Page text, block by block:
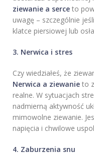
ziewanie a serce to
uwagę – szczególnie
klatce piersiowej lub
3. Nerwica i stres
Czy wiedziałeś, że
Nerwica a ziewanie to
realne. W sytuacjach
nadmierną aktywność
mimowolne ziewanie.
napięcia i chwilowe
4. Zaburzenia snu